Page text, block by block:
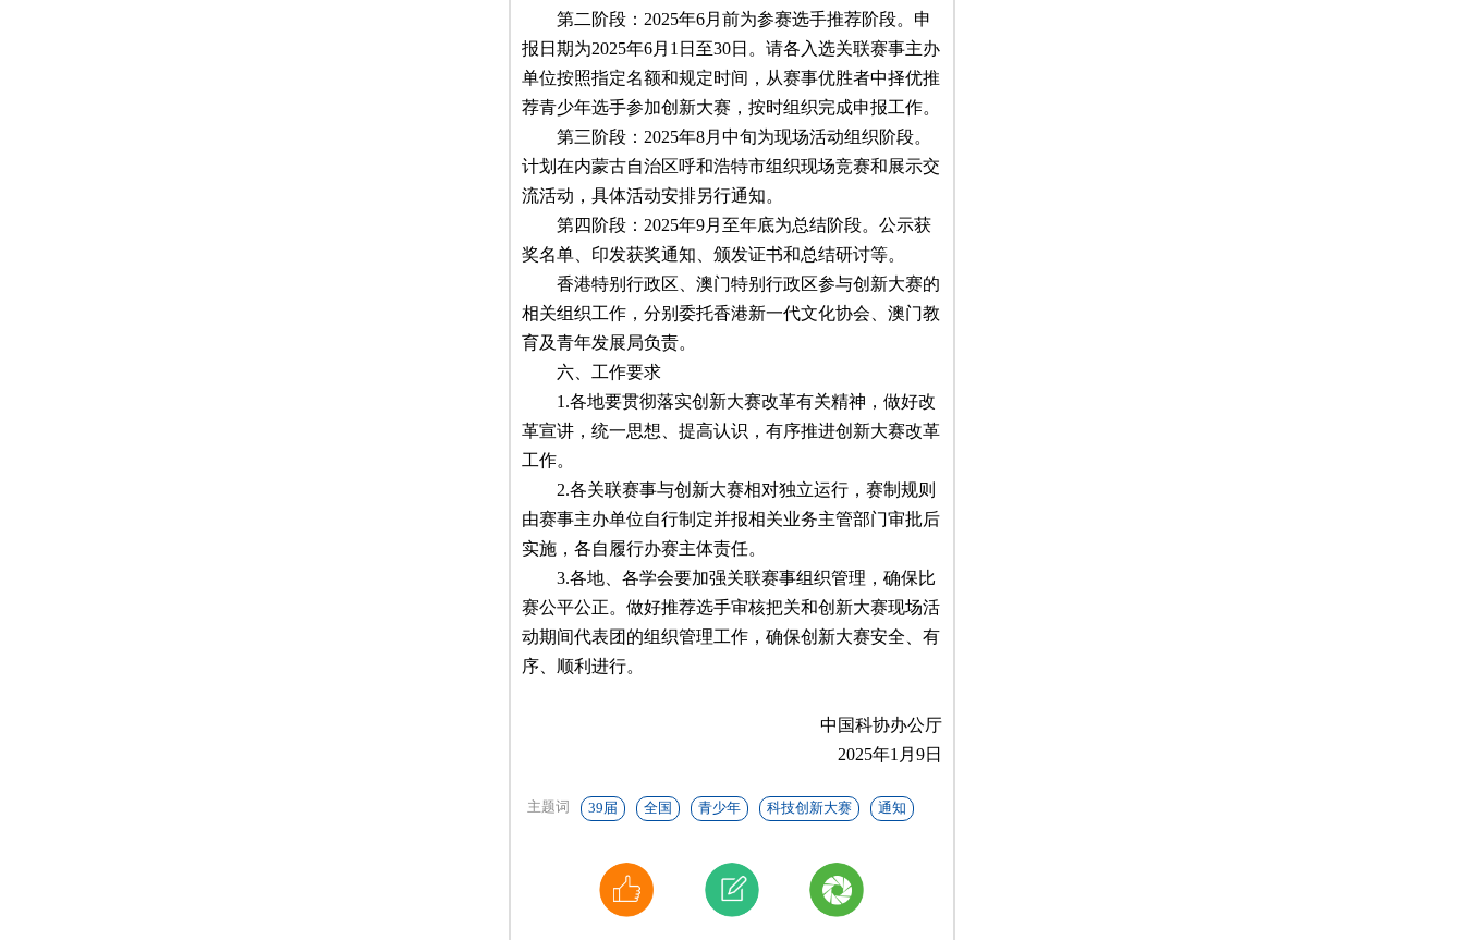
第二阶段：2025年6月前为参赛选手推荐阶段。申
报日期为2025年6月1日至30日。请各入选关联赛事主办
单位按照指定名额和规定时间，从赛事优胜者中择优推
荐青少年选手参加创新大赛，按时组织完成申报工作。
第三阶段：2025年8月中旬为现场活动组织阶段。
计划在内蒙古自治区呼和浩特市组织现场竞赛和展示交
流活动，具体活动安排另行通知。
第四阶段：2025年9月至年底为总结阶段。公示获
奖名单、印发获奖通知、颁发证书和总结研讨等。
香港特别行政区、澳门特别行政区参与创新大赛的
相关组织工作，分别委托香港新一代文化协会、澳门教
育及青年发展局负责。
六、工作要求
1.各地要贯彻落实创新大赛改革有关精神，做好改
革宣讲，统一思想、提高认识，有序推进创新大赛改革
工作。
2.各关联赛事与创新大赛相对独立运行，赛制规则
由赛事主办单位自行制定并报相关业务主管部门审批后
实施，各自履行办赛主体责任。
3.各地、各学会要加强关联赛事组织管理，确保比
赛公平公正。做好推荐选手审核把关和创新大赛现场活
动期间代表团的组织管理工作，确保创新大赛安全、有
序、顺利进行。
中国科协办公厅
2025年1月9日
主题词 39届 全国 青少年 科技创新大赛 通知